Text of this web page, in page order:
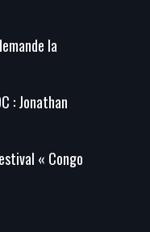
la
: Jonathan
« Congo